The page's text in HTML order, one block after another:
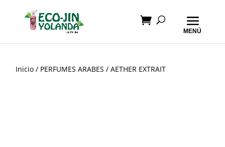
Inicio / PERFUMES ARABES / AETHER EXTRAIT